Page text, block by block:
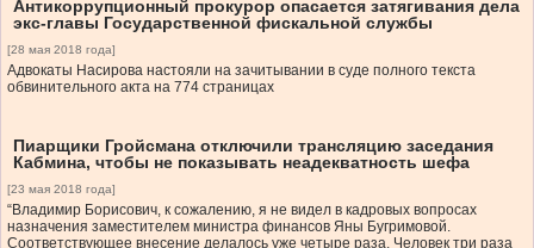
Антикоррупционный прокурор опасается затягивания дела
экс-главы Государственной фискальной службы
[28 мая 2018 года]
Адвокаты Насирова настояли на зачитывании в суде полного текста
обвинительного акта на 774 страницах
Пиарщики Гройсмана отключили трансляцию заседания
Кабмина, чтобы не показывать неадекватность шефа
[23 мая 2018 года]
“Владимир Борисович, к сожалению, я не видел в кадровых вопросах
назначения заместителем министра финансов Яны Бугримовой.
Соответствующее внесение делалось уже четыре раза. Человек три раза